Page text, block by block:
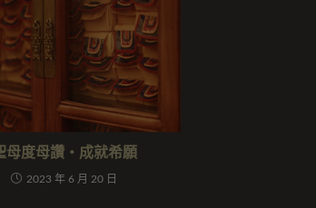
母度母讚・成就希願
2023 年 6 月 20 日